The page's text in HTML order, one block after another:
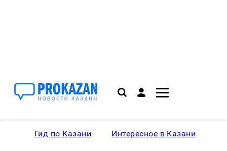
Гид по Казани Интересное в Казани